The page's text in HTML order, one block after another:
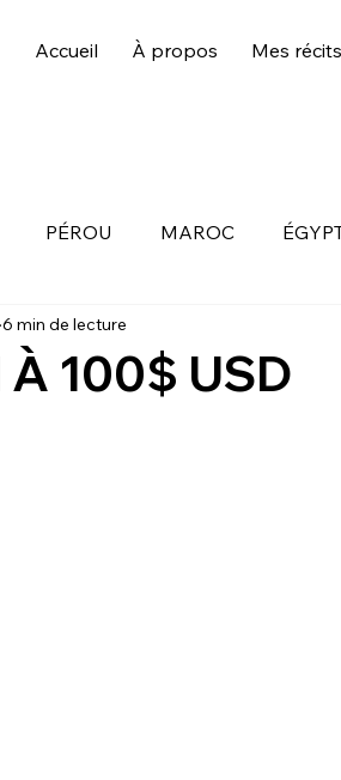
Accueil À propos Mes récits
PÉROU MAROC
À 100$ USD
6 min de lecture